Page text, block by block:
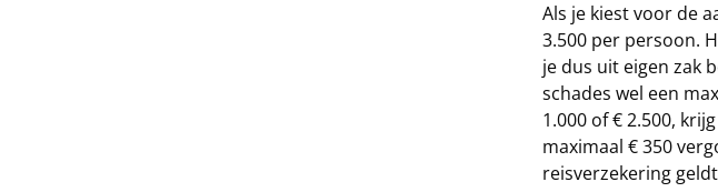
Als je kiest voor de
3.500 per persoon.
je dus uit eigen zak
schades wel een
1.000 of € 2.500,
maximaal € 350
reisverzekering